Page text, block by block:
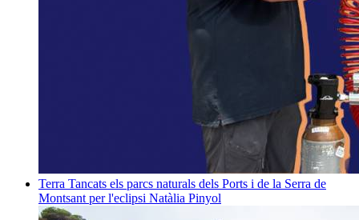
Terra Tancats els parcs naturals dels Ports i de la Serra de
Montsant per l'eclipsi Natàlia Pinyol